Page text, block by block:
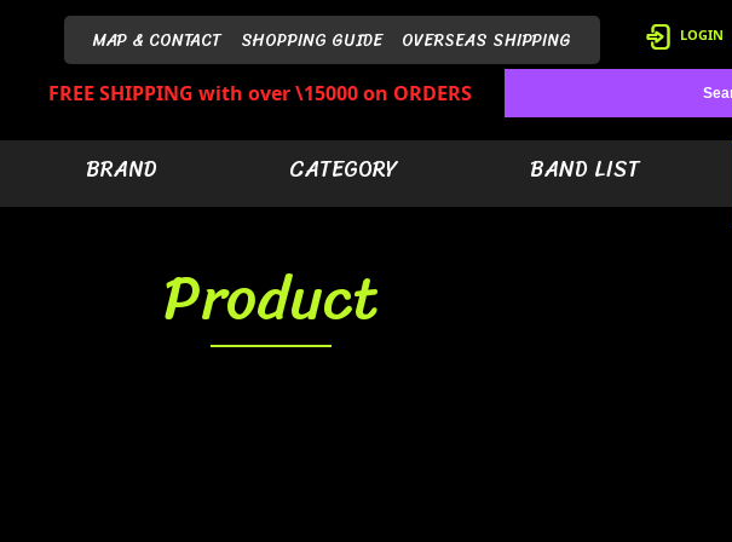
MAP & CONTACT SHOPPING GUIDE OVERSEAS SHIPPING LOGIN
FREE SHIPPING with over \15000 on ORDERS
BRAND CATEGORY BAND LIST
Product